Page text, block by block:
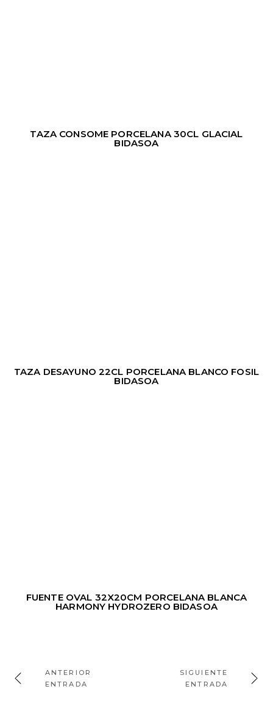
TAZA CONSOME PORCELANA 30CL GLACIAL
BIDASOA
TAZA DESAYUNO 22CL PORCELANA BLANCO FOSIL
BIDASOA
FUENTE OVAL 32X20CM PORCELANA BLANCA
HARMONY HYDROZERO BIDASOA
ANTERIOR
ENTRADA
SIGUIENTE
ENTRADA